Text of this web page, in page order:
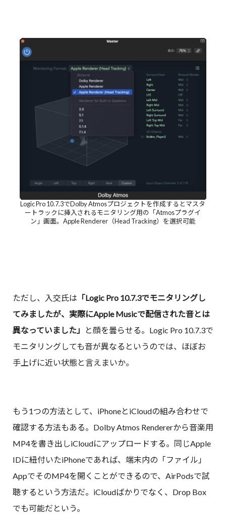
Logic Pro 10.7.3でDolby Atmosプロジェクトを作成するとマスタ
ートラックに挿入されるモニタリング用の「Atmosプラグイ
ン」画面。Apple Renderer（Head Tracking）を選択可能
ただし、入交氏は 「Logic Pro 10.7.3でモニタリングし
てみましたが、実際にApple Musicで配信された音とは
異なっていました」
と顔を曇らせる。Logic Pro 10.7.3で
モニタリングしても音が異なるというのでは、ほぼお
手上げに近い状態と言えまいか。
もう1つの方法として、iPhoneとiCloudの組み合わせで
確認する方法もある。Dolby Atmos Rendererから音楽用
MP4を書き出しiCloudにアップロードする。同じApple
IDに紐付いたiPhoneであれば、端末内の「ファイル」
AppでそのMP4を開くことができるので、AirPodsで試
聴するという方法だ。iCloudばかりでなく、Drop Box
でも可能だという。